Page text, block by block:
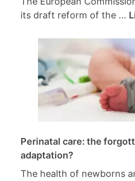
its draft reform of the ...
Perinatal care: the
adaptation?
The health of newborns